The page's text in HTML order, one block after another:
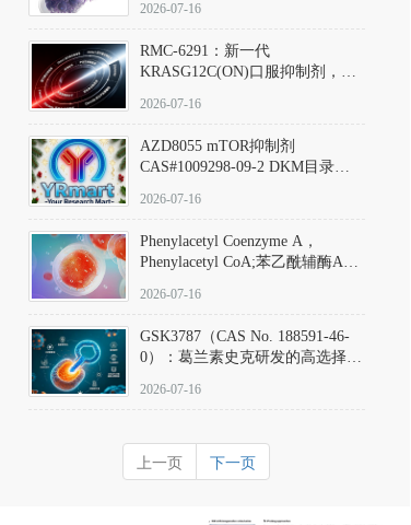
Hydrochloride实验方法步骤SOP
2026-07-16
RMC-6291：新一代
KRASG12C(ON)口服抑制剂，
(Elironrasib)CAS#2641998-63-0
2026-07-16
AZD8055 mTOR抑制剂
CAS#1009298-09-2 DKM目录号
激酶抑制剂的深度剖析
2026-07-16
Phenylacetyl Coenzyme A，
Phenylacetyl CoA;苯乙酰辅酶A
2026-07-16
GSK3787（CAS No. 188591-46-
0）：葛兰素史克研发的高选择
抗剂，被广泛视为研究PPARδ核
靶点药理机制的金标准化学探
针。
2026-07-16
上一页 下一页